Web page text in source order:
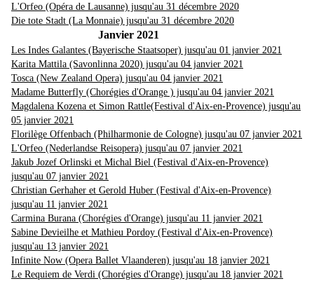
L'Orfeo (Opéra de Lausanne) jusqu'au 31 décembre 2020
Die tote Stadt (La Monnaie) jusqu'au 31 décembre 2020
Janvier 2021
Les Indes Galantes (Bayerische Staatsoper) jusqu'au 01 janvier 2021
Karita Mattila (Savonlinna 2020) jusqu'au 04 janvier 2021
Tosca (New Zealand Opera) jusqu'au 04 janvier 2021
Madame Butterfly (Chorégies d'Orange ) jusqu'au 04 janvier 2021
Magdalena Kozena et Simon Rattle(Festival d'Aix-en-Provence) jusqu'au
05 janvier 2021
Florilège Offenbach (Philharmonie de Cologne) jusqu'au 07 janvier 2021
L'Orfeo (Nederlandse Reisopera) jusqu'au 07 janvier 2021
Jakub Jozef Orlinski et Michal Biel (Festival d'Aix-en-Provence)
jusqu'au 07 janvier 2021
Christian Gerhaher et Gerold Huber (Festival d'Aix-en-Provence)
jusqu'au 11 janvier 2021
Carmina Burana (Chorégies d'Orange) jusqu'au 11 janvier 2021
Sabine Devieilhe et Mathieu Pordoy (Festival d'Aix-en-Provence)
jusqu'au 13 janvier 2021
Infinite Now (Opera Ballet Vlaanderen) jusqu'au 18 janvier 2021
Le Requiem de Verdi (Chorégies d'Orange) jusqu'au 18 janvier 2021